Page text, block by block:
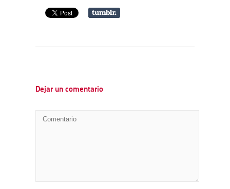
Dejar un comentario